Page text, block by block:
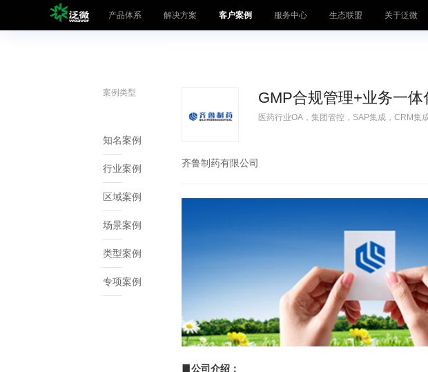
产品体系 解决方案 客户案例 服务中心 生态联盟 关于泛微
办公产品
大中型组织运营平台
业务专项
流程自动化·千里聆
即时通讯·易秒办
资产管理·资管家
学习培训考试·青蓝阁
案例类型
知名案例
行业案例
区域案例
场景案例
类型案例
专项案例
GMP合规管理+业务一
医药行业OA，集团管控，SAP集成，CRM集
齐鲁制药有限公司
▊公司介绍：